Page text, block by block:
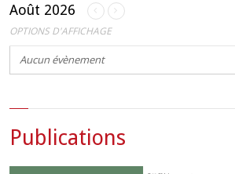
Août 2026
OPTIONS D'AFFICHAGE
Aucun évènement
Publications